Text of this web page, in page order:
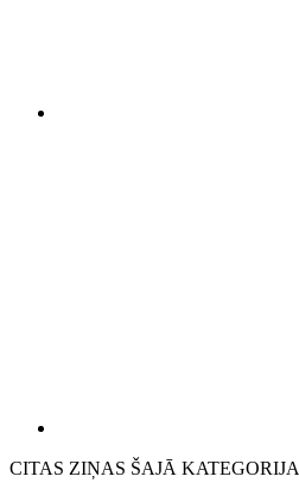
CITAS ZIŅAS ŠAJĀ KATEGORIJA